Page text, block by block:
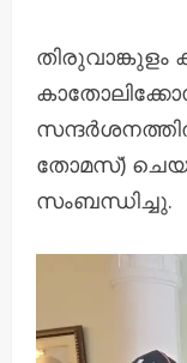
തിരുവാങ്കുളം
തോമസ്)
സംബന്ധിച്ചു.